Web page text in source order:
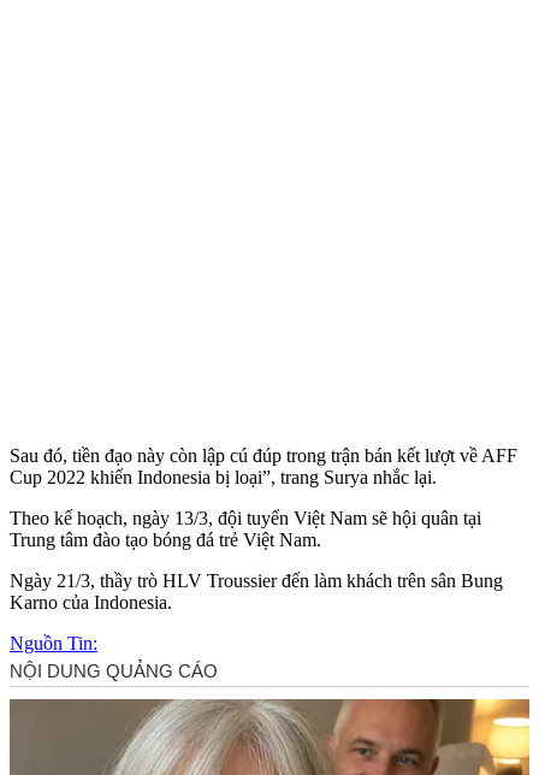
Sau đó, tiền đạo này còn lập cú đúp trong trận bán kết lượt về AFF
Cup 2022 khiến Indonesia bị loại”, trang Surya nhắc lại.
Theo kế hoạch, ngày 13/3, đội tuyển Việt Nam sẽ hội quân tại
Trung tâm đào tạo bóng đá trẻ Việt Nam.
Ngày 21/3, thầy trò HLV Troussier đến làm khách trên sân Bung
Karno của Indonesia.
Nguồn Tin: